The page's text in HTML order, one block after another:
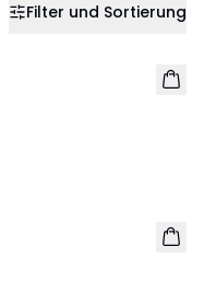
Filter und Sortierung